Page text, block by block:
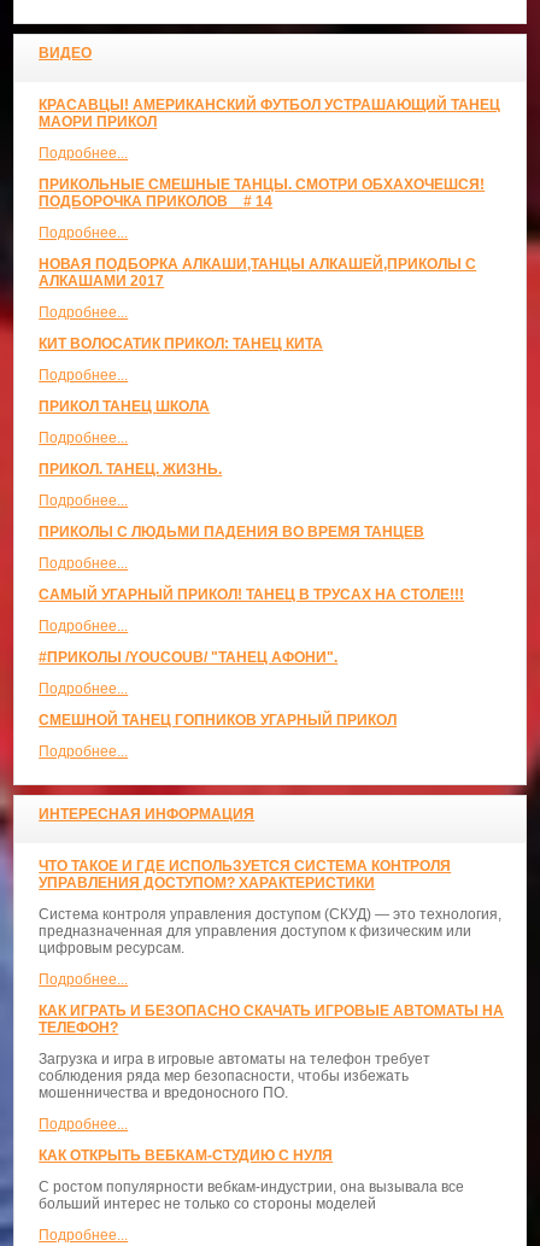
ВИДЕО
КРАСАВЦЫ! АМЕРИКАНСКИЙ ФУТБОЛ УСТРАШАЮЩИЙ ТАНЕЦ
МАОРИ ПРИКОЛ
Подробнее...
ПРИКОЛЬНЫЕ СМЕШНЫЕ ТАНЦЫ. СМОТРИ ОБХАХОЧЕШСЯ!
ПОДБОРОЧКА ПРИКОЛОВ _ # 14
Подробнее...
НОВАЯ ПОДБОРКА АЛКАШИ,ТАНЦЫ АЛКАШЕЙ,ПРИКОЛЫ С
АЛКАШАМИ 2017
Подробнее...
КИТ ВОЛОСАТИК ПРИКОЛ: ТАНЕЦ КИТА
Подробнее...
ПРИКОЛ ТАНЕЦ ШКОЛА
Подробнее...
ПРИКОЛ. ТАНЕЦ. ЖИЗНЬ.
Подробнее...
ПРИКОЛЫ С ЛЮДЬМИ ПАДЕНИЯ ВО ВРЕМЯ ТАНЦЕВ
Подробнее...
САМЫЙ УГАРНЫЙ ПРИКОЛ! ТАНЕЦ В ТРУСАХ НА СТОЛЕ!!!
Подробнее...
#ПРИКОЛЫ /YOUCOUB/ "ТАНЕЦ АФОНИ".
Подробнее...
СМЕШНОЙ ТАНЕЦ ГОПНИКОВ УГАРНЫЙ ПРИКОЛ
Подробнее...
ИНТЕРЕСНАЯ ИНФОРМАЦИЯ
ЧТО ТАКОЕ И ГДЕ ИСПОЛЬЗУЕТСЯ СИСТЕМА КОНТРОЛЯ
УПРАВЛЕНИЯ ДОСТУПОМ? ХАРАКТЕРИСТИКИ
Система контроля управления доступом (СКУД) — это технология,
предназначенная для управления доступом к физическим или
цифровым ресурсам.
Подробнее...
КАК ИГРАТЬ И БЕЗОПАСНО СКАЧАТЬ ИГРОВЫЕ АВТОМАТЫ НА
ТЕЛЕФОН?
Загрузка и игра в игровые автоматы на телефон требует
соблюдения ряда мер безопасности, чтобы избежать
мошенничества и вредоносного ПО.
Подробнее...
КАК ОТКРЫТЬ ВЕБКАМ-СТУДИЮ С НУЛЯ
С ростом популярности вебкам-индустрии, она вызывала все
больший интерес не только со стороны моделей
Подробнее...